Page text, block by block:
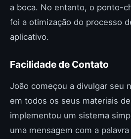
a boca. No entanto, o ponto-
foi a otimização do processo
aplicativo.
Facilidade de Contato
João começou a divulgar seu
em todos os seus materiais
implementou um sistema
uma mensagem com a palavra